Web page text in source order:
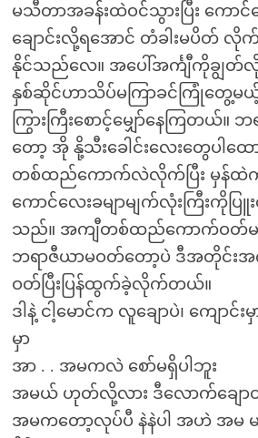
မသီတာအခန်းထဲဝင်သွားပြီး ကောင်လ
ချောင်းလို့ရအောင် တံခါးမပိတ် လိုက်
နိုင်သည်လေ။ အပေါ်အင်္ကျီကိုချွတ်
နှစ်ဆိုင်ဟာသိပ်မကြာခင်ကြုံတွေ့မ
ကြွားကြီးစောင့်မျှော်နေကြတယ်
တော့ အို နို့သီးခေါင်းလေးတွေပါထ
တစ်ထည်ကောက်လဲလိုက်ပြီး မှန်
ကောင်လေးခမျာမျက်လုံးကြီးကိုပြူ
သည်။ အကျီတစ်ထည်ကောက်ဝတ်
ဘရာဇီယာမဝတ်တော့ပဲ ဒီအတိုင်း
ဝတ်ပြီးပြန်ထွက်ခဲ့လိုက်တယ်။
ဒါနဲ့ ငါ့မောင်က လူချောပဲ၊ ကျောင်
မှာ
အာ . . အမကလဲ စော်မရှိပါဘူး
အမယ် ဟုတ်လို့လား ဒီလောက်ချော
အမကတော့လုပ်ပီ နဲနဲပါ အဟဲ အ